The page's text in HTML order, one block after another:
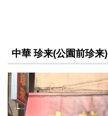
中華 珍来(公園前珍来)